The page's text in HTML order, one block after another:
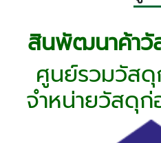
สินพัฒนาค้าวั
ศูนย์รวมวัสดุ
จำหน่ายวัสดุ